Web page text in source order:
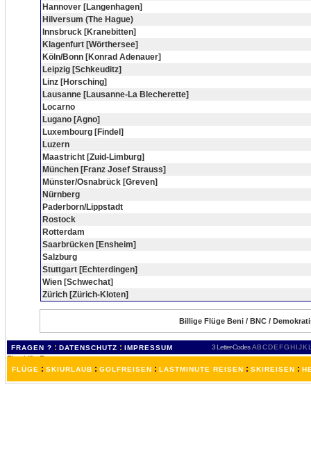
Hannover [Langenhagen]
Hilversum (The Hague)
Innsbruck [Kranebitten]
Klagenfurt [Wörthersee]
Köln/Bonn [Konrad Adenauer]
Leipzig [Schkeuditz]
Linz [Horsching]
Lausanne [Lausanne-La Blecherette]
Locarno
Lugano [Agno]
Luxembourg [Findel]
Luzern
Maastricht [Zuid-Limburg]
München [Franz Josef Strauss]
Münster/Osnabrück [Greven]
Nürnberg
Paderborn/Lippstadt
Rostock
Rotterdam
Saarbrücken [Ensheim]
Salzburg
Stuttgart [Echterdingen]
Wien [Schwechat]
Zürich [Zürich-Kloten]
Billige Flüge Beni / BNC /
FRAGEN ? : DATENSCHUTZ : IMPRESSUM 3 Letter-Codes ABCDEFGH IJKL
FLÜGE : SKIURLAUB : GOLFREISEN : LASTMINUTE REISEN : SKIREISEN :